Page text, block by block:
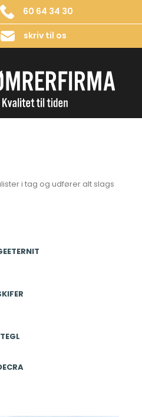
60 64 34 30
skriv til os
i tag og udfører alt slags
TEGL